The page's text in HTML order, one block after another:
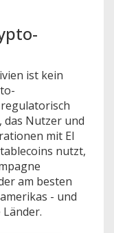
ist kein
das Nutzer und
mit El
nutzt,
am besten
- und